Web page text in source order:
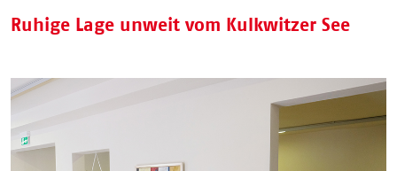
Ruhige Lage unweit vom Kulkwitzer See